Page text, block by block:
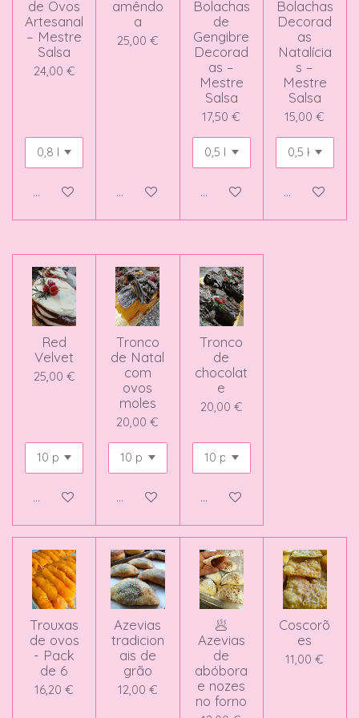
de Ovos
Artesanal
– Mestre
Salsa
24,00 €
Adicionar ao carrinho
amêndo
a
25,00 €
Adicionar ao carrinho
Bolachas
de
Gengibre
Decorad
as –
Mestre
Salsa
17,50 €
Adicionar ao carrinho
Bolachas
Decorad
as
Natalícia
s –
Mestre
Salsa
15,00 €
Adicionar ao
Red
Velvet
25,00 €
Adicionar ao carrinho
Tronco
de Natal
com
ovos
moles
20,00 €
Adicionar ao carrinho
Tronco
de
chocolat
e
20,00 €
Adicionar ao carrinho
Trouxas
de ovos
- Pack
de 6
16,20 €
Azevias
tradicion
ais de
grão
12,00 €
🥟
Azevias
de
abóbora
e nozes
no forno
Coscorõ
es
11,00 €